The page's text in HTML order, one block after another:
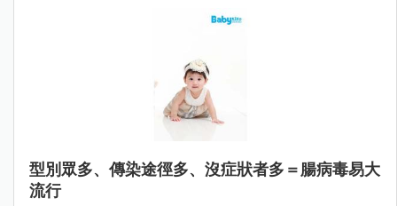
型別眾多、傳染途徑多、沒症狀者多＝腸病毒易大
流行